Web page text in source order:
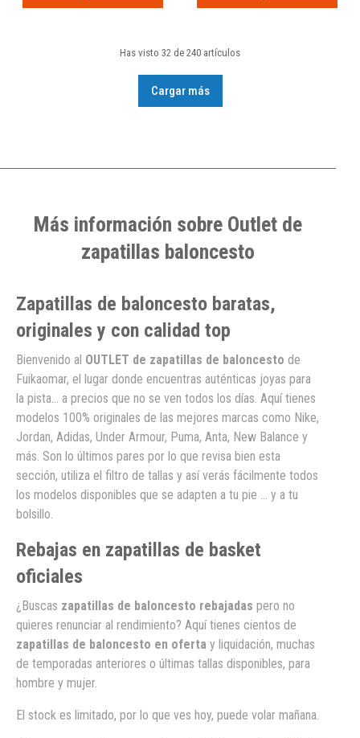
Has visto 32 de 240 artículos
Cargar más
Más información sobre Outlet de
zapatillas baloncesto
Zapatillas de baloncesto baratas,
originales y con calidad top
Bienvenido al OUTLET de zapatillas de baloncesto de
Fuikaomar, el lugar donde encuentras auténticas joyas para
la pista… a precios que no se ven todos los días. Aquí tienes
modelos 100% originales de las mejores marcas como Nike,
Jordan, Adidas, Under Armour, Puma, Anta, New Balance y
más. Son lo últimos pares por lo que revisa bien esta
sección, utiliza el filtro de tallas y así verás fácilmente todos
los modelos disponibles que se adapten a tu pie ... y a tu
bolsillo.
Rebajas en zapatillas de basket
oficiales
¿Buscas zapatillas de baloncesto rebajadas pero no
quieres renunciar al rendimiento? Aquí tienes cientos de
zapatillas de baloncesto en oferta y liquidación, muchas
de temporadas anteriores o últimas tallas disponibles, para
hombre y mujer.
El stock es limitado, por lo que ves hoy, puede volar mañana.